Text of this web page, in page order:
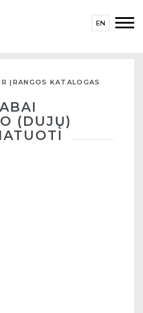
EN
ĮRANGOS KATALOGAS
(DUJŲ)